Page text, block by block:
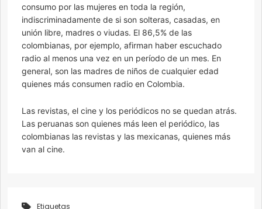
consumo por las mujeres en toda la región,
indiscriminadamente de si son solteras, casadas, en
unión libre, madres o viudas. El 86,5% de las
colombianas, por ejemplo, afirman haber escuchado
radio al menos una vez en un período de un mes. En
general, son las madres de niños de cualquier edad
quienes más consumen radio en Colombia.
Las revistas, el cine y los periódicos no se quedan atrás.
Las peruanas son quienes más leen el periódico, las
colombianas las revistas y las mexicanas, quienes más
van al cine.
Etiquetas